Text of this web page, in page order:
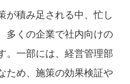
積み足される中、忙し
多くの企業で社内向けの
。一部には、経営管理部
ため、施策の効果検証や